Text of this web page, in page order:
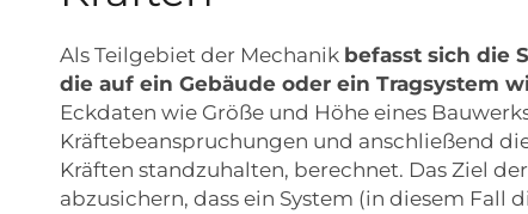
Als Teilgebiet der Mechanik befasst sich die
die auf ein Gebäude oder ein Tragsystem
Eckdaten wie Größe und Höhe eines
Kräftebeanspruchungen und anschließend
Kräften standzuhalten, berechnet. Das Ziel
abzusichern, dass ein System (in diesem Fall